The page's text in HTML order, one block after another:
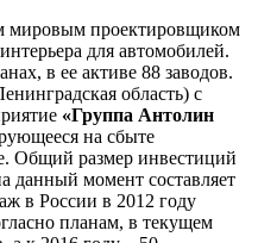
мировым проектировщиком
для автомобилей.
в ее активе 88 заводов.
область) с
«Группа Антолин
на сбыте
Общий размер инвестиций
данный момент составляет
в России в 2012 году
планам, в текущем